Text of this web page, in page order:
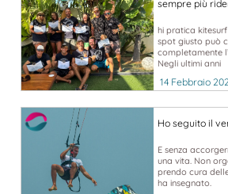
sempre più
hi pratica
spot giusto può
completamente
Negli ultimi anni
14 Febbraio
Ho seguito il
E senza
una vita. Non
prendo cura
ha insegnato.